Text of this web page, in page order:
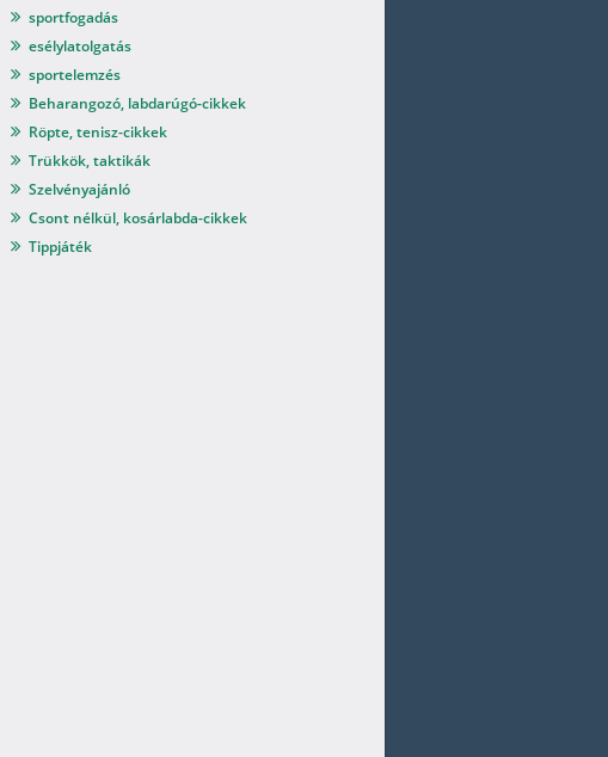
sportfogadás
esélylatolgatás
sportelemzés
Beharangozó, labdarúgó-cikkek
Röpte, tenisz-cikkek
Trükkök, taktikák
Szelvényajánló
Csont nélkül, kosárlabda-cikkek
Tippjáték